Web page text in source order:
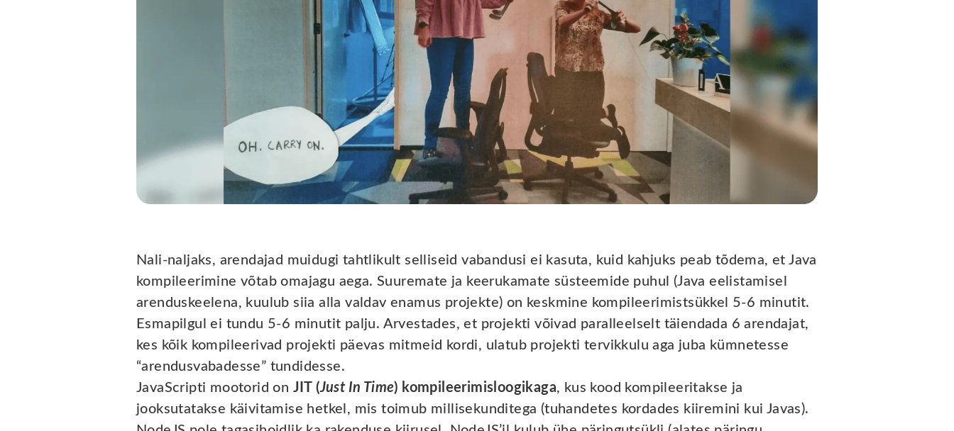
Nali-naljaks, arendajad muidugi tahtlikult selliseid vabandusi ei kasuta, kuid kahjuks peab tõdema, et Java
kompileerimine võtab omajagu aega. Suuremate ja keerukamate süsteemide puhul (Java eelistamisel
arenduskeelena, kuulub siia alla valdav enamus projekte) on keskmine kompileerimistsükkel 5-6 minutit.
Esmapilgul ei tundu 5-6 minutit palju. Arvestades, et projekti võivad paralleelselt täiendada 6 arendajat,
kes kõik kompileerivad projekti päevas mitmeid kordi, ulatub projekti tervikkulu aga juba kümnetesse
“arendusvabadesse” tundidesse.
JavaScripti mootorid on JIT (Just In Time) kompileerimisloogikaga, kus kood kompileeritakse ja
jooksutatakse käivitamise hetkel, mis toimub millisekunditega (tuhandetes kordades kiiremini kui Javas).